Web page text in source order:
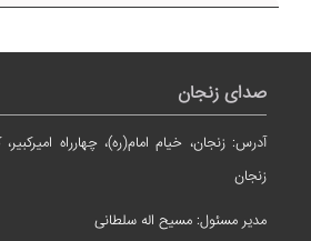
صدای زنجان
آدرس: زنجان، خیام امام(ره)، چهارراه
زنجان
مدیر مسئول: مسیح اله سلطانی